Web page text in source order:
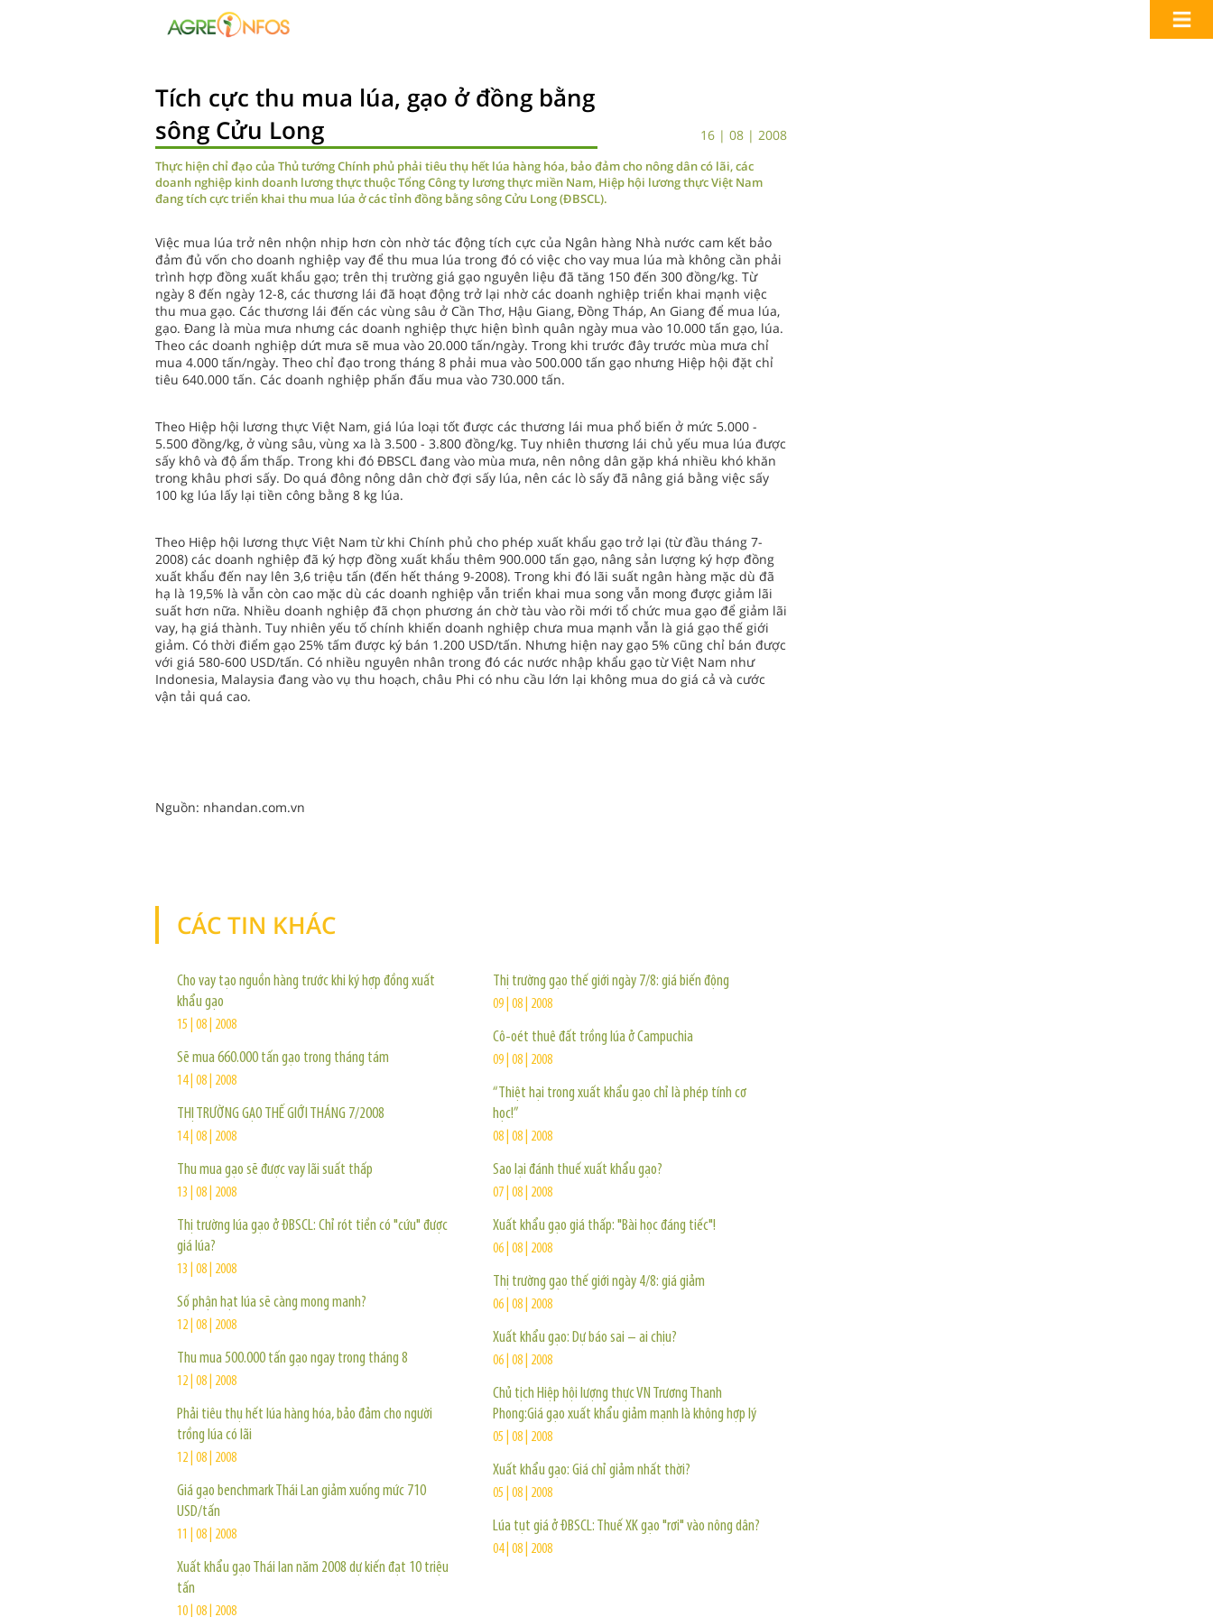
Tích cực thu mua lúa, gạo ở đồng bằng
sông Cửu Long
16 | 08 | 2008
Thực hiện chỉ đạo của Thủ tướng Chính phủ phải tiêu thụ hết lúa hàng hóa, bảo đảm cho nông dân có lãi, các
doanh nghiệp kinh doanh lương thực thuộc Tổng Công ty lương thực miền Nam, Hiệp hội lương thực Việt Nam
đang tích cực triển khai thu mua lúa ở các tỉnh đồng bằng sông Cửu Long (ÐBSCL).
Việc mua lúa trở nên nhộn nhịp hơn còn nhờ tác động tích cực của Ngân hàng Nhà nước cam kết bảo
đảm đủ vốn cho doanh nghiệp vay để thu mua lúa trong đó có việc cho vay mua lúa mà không cần phải
trình hợp đồng xuất khẩu gạo; trên thị trường giá gạo nguyên liệu đã tăng 150 đến 300 đồng/kg. Từ
ngày 8 đến ngày 12-8, các thương lái đã hoạt động trở lại nhờ các doanh nghiệp triển khai mạnh việc
thu mua gạo. Các thương lái đến các vùng sâu ở Cần Thơ, Hậu Giang, Ðồng Tháp, An Giang để mua lúa,
gạo. Ðang là mùa mưa nhưng các doanh nghiệp thực hiện bình quân ngày mua vào 10.000 tấn gạo, lúa.
Theo các doanh nghiệp dứt mưa sẽ mua vào 20.000 tấn/ngày. Trong khi trước đây trước mùa mưa chỉ
mua 4.000 tấn/ngày. Theo chỉ đạo trong tháng 8 phải mua vào 500.000 tấn gạo nhưng Hiệp hội đặt chỉ
tiêu 640.000 tấn. Các doanh nghiệp phấn đấu mua vào 730.000 tấn.
Theo Hiệp hội lương thực Việt Nam, giá lúa loại tốt được các thương lái mua phổ biến ở mức 5.000 -
5.500 đồng/kg, ở vùng sâu, vùng xa là 3.500 - 3.800 đồng/kg. Tuy nhiên thương lái chủ yếu mua lúa được
sấy khô và độ ẩm thấp. Trong khi đó ÐBSCL đang vào mùa mưa, nên nông dân gặp khá nhiều khó khăn
trong khâu phơi sấy. Do quá đông nông dân chờ đợi sấy lúa, nên các lò sấy đã nâng giá bằng việc sấy
100 kg lúa lấy lại tiền công bằng 8 kg lúa.
Theo Hiệp hội lương thực Việt Nam từ khi Chính phủ cho phép xuất khẩu gạo trở lại (từ đầu tháng 7-
2008) các doanh nghiệp đã ký hợp đồng xuất khẩu thêm 900.000 tấn gạo, nâng sản lượng ký hợp đồng
xuất khẩu đến nay lên 3,6 triệu tấn (đến hết tháng 9-2008). Trong khi đó lãi suất ngân hàng mặc dù đã
hạ là 19,5% là vẫn còn cao mặc dù các doanh nghiệp vẫn triển khai mua song vẫn mong được giảm lãi
suất hơn nữa. Nhiều doanh nghiệp đã chọn phương án chờ tàu vào rồi mới tổ chức mua gạo để giảm lãi
vay, hạ giá thành. Tuy nhiên yếu tố chính khiến doanh nghiệp chưa mua mạnh vẫn là giá gạo thế giới
giảm. Có thời điểm gạo 25% tấm được ký bán 1.200 USD/tấn. Nhưng hiện nay gạo 5% cũng chỉ bán được
với giá 580-600 USD/tấn. Có nhiều nguyên nhân trong đó các nước nhập khẩu gạo từ Việt Nam như
Indonesia, Malaysia đang vào vụ thu hoạch, châu Phi có nhu cầu lớn lại không mua do giá cả và cước
vận tải quá cao.
Nguồn: nhandan.com.vn
CÁC TIN KHÁC
Cho vay tạo nguồn hàng trước khi ký hợp đồng xuất
khẩu gạo
15 | 08 | 2008
Sẽ mua 660.000 tấn gạo trong tháng tám
14 | 08 | 2008
THỊ TRƯỜNG GẠO THẾ GIỚI THÁNG 7/2008
14 | 08 | 2008
Thu mua gạo sẽ được vay lãi suất thấp
13 | 08 | 2008
Thị trường lúa gạo ở ĐBSCL: Chỉ rót tiền có "cứu" được
giá lúa?
13 | 08 | 2008
Số phận hạt lúa sẽ càng mong manh?
12 | 08 | 2008
Thu mua 500.000 tấn gạo ngay trong tháng 8
12 | 08 | 2008
Phải tiêu thụ hết lúa hàng hóa, bảo đảm cho người
trồng lúa có lãi
12 | 08 | 2008
Giá gạo benchmark Thái Lan giảm xuống mức 710
USD/tấn
11 | 08 | 2008
Xuất khẩu gạo Thái lan năm 2008 dự kiến đạt 10 triệu
tấn
10 | 08 | 2008
Thị trường gạo thế giới ngày 7/8: giá biến động
09 | 08 | 2008
Cô-oét thuê đất trồng lúa ở Campuchia
09 | 08 | 2008
“Thiệt hại trong xuất khẩu gạo chỉ là phép tính cơ
học!”
08 | 08 | 2008
Sao lại đánh thuế xuất khẩu gạo?
07 | 08 | 2008
Xuất khẩu gạo giá thấp: "Bài học đáng tiếc"!
06 | 08 | 2008
Thị trường gạo thế giới ngày 4/8: giá giảm
06 | 08 | 2008
Xuất khẩu gạo: Dự báo sai – ai chịu?
06 | 08 | 2008
Chủ tịch Hiệp hội lượng thực VN Trương Thanh
Phong:Giá gạo xuất khẩu giảm mạnh là không hợp lý
05 | 08 | 2008
Xuất khẩu gạo: Giá chỉ giảm nhất thời?
05 | 08 | 2008
Lúa tụt giá ở ĐBSCL: Thuế XK gạo "rơi" vào nông dân?
04 | 08 | 2008